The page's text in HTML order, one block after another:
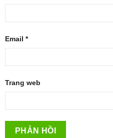
Email *
Trang web